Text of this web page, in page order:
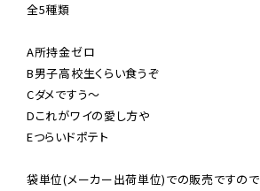
全5種類
A所持金ゼロ
B男子高校生くらい食うぞ
Cダメですう〜
Dこれがワイの愛し方や
Eつらいドポテト
袋単位(メーカー出荷単位)での販売ですので